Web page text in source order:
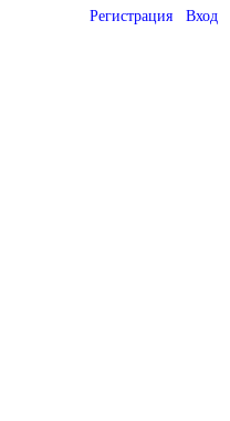
Регистрация Вход